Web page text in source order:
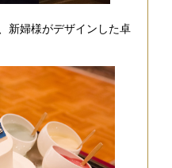
新婦様がデザインした卓